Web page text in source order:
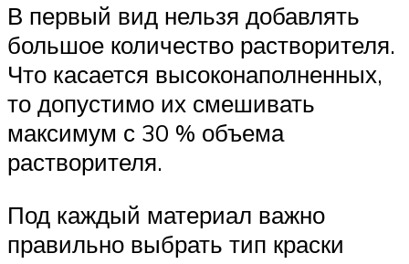
В первый вид нельзя добавлять
большое количество растворителя.
Что касается высоконаполненных,
то допустимо их смешивать
максимум с 30 % объема
растворителя.
Под каждый материал важно
правильно выбрать тип краски